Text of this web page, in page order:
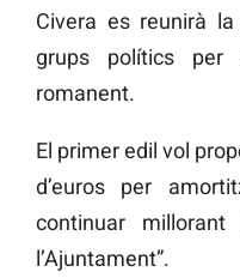
Civera es reunirà
grups polítics per
romanent.
El primer edil vol
d’euros per
continuar
l’Ajuntament”.